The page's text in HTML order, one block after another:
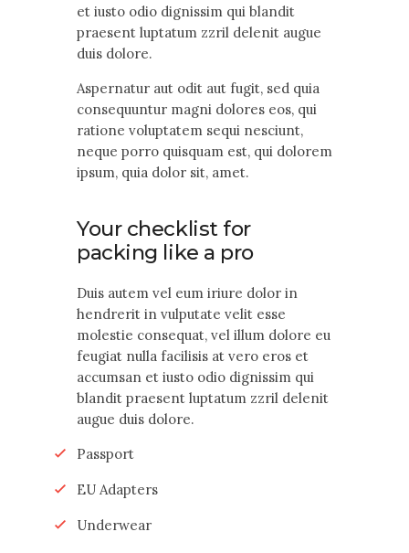
et iusto odio dignissim qui blandit
praesent luptatum zzril delenit augue
duis dolore.
Aspernatur aut odit aut fugit, sed quia
consequuntur magni dolores eos, qui
ratione voluptatem sequi nesciunt,
neque porro quisquam est, qui dolorem
ipsum, quia dolor sit, amet.
Your checklist for
packing like a pro
Duis autem vel eum iriure dolor in
hendrerit in vulputate velit esse
molestie consequat, vel illum dolore eu
feugiat nulla facilisis at vero eros et
accumsan et iusto odio dignissim qui
blandit praesent luptatum zzril delenit
augue duis dolore.
Passport
EU Adapters
Underwear